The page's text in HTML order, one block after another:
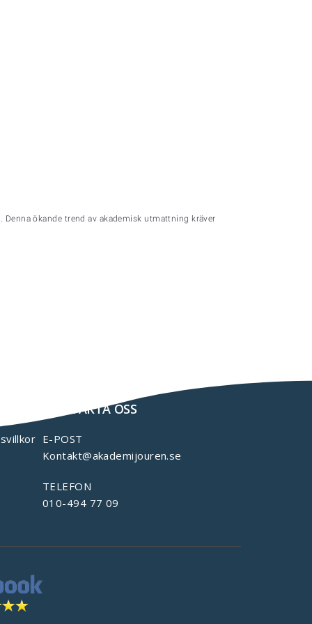
ökande trend av akademisk utmattning kräver
KONTAKTA OSS
E-POST
Kontakt@akademijouren.se
TELEFON
010-494 77 09